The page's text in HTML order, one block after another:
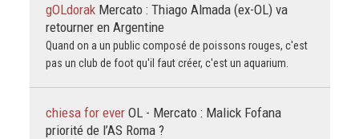
gOLdorak Mercato : Thiago Almada (ex-OL) va
retourner en Argentine
Quand on a un public composé de poissons rouges, c'est
pas un club de foot qu'il faut créer, c'est un aquarium.
chiesa for ever OL - Mercato : Malick Fofana
priorité de l’AS Roma ?